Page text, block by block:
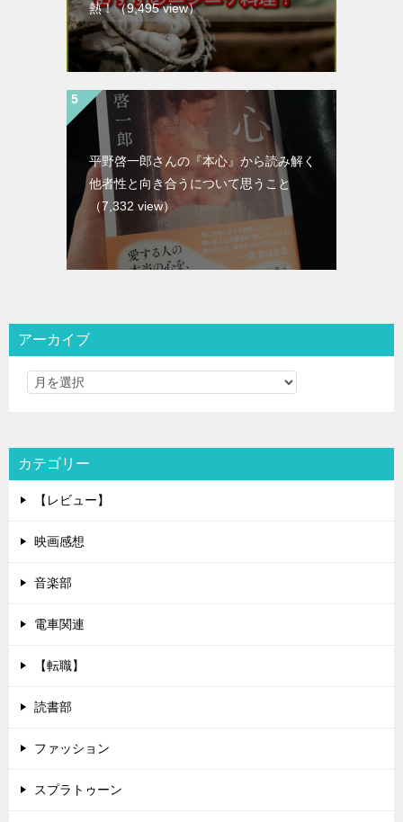
熱！（9,495 view）
平野啓一郎さんの『本心』から読み解く
他者性と向き合うについて思うこと
（7,332 view）
アーカイブ
カテゴリー
【レビュー】
映画感想
音楽部
電車関連
【転職】
読書部
ファッション
スプラトゥーン